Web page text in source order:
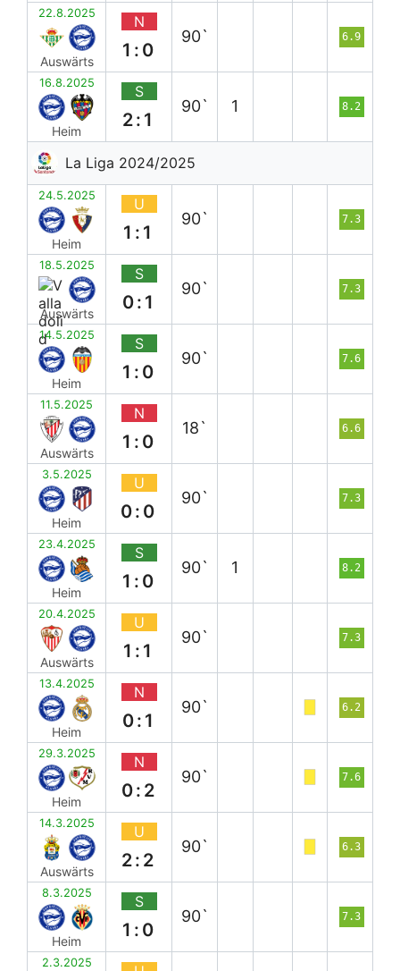
22.8.2025
Auswärts
N
1:0
90` 6.9
16.8.2025
Heim
S
2:1
90` 1 8.2
La Liga 2024/2025
24.5.2025
Heim
U
1:1
90` 7.3
18.5.2025
Auswärts
S
0:1
90` 7.3
14.5.2025
Heim
S
1:0
90` 7.6
11.5.2025
Auswärts
N
1:0
18` 6.6
3.5.2025
Heim
U
0:0
90` 7.3
23.4.2025
Heim
S
1:0
90` 1 8.2
20.4.2025
Auswärts
U
1:1
90` 7.3
13.4.2025
Heim
N
0:1
90` 6.2
29.3.2025
Heim
N
0:2
90` 7.6
14.3.2025
Auswärts
U
2:2
90` 6.3
8.3.2025
Heim
S
1:0
90` 7.3
2.3.2025